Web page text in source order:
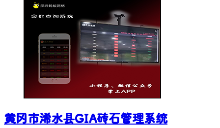
黄冈市浠水县GIA砖石管理系统